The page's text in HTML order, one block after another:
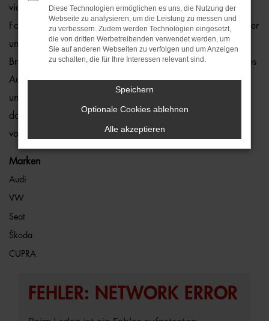
vielen Jahren mit Audi und sind von der Qualität der
Fahrzeuge begeistert. Dennoch gehen wir auf Nummer sicher
und schauen bei jedem Audi A7 Gebrauchtwagen für
Bremen genauestens nach. Konkret bedeutet dies, dass jedes
Auto in unserer Meisterwerkstatt gastiert und dort überprüft
und ggf. repariert und gewartet wird. Unser Credo besteht
darin, dass wir nur erstklassige Fahrzeuge auf die Straßen
von Bremen lassen. Ohne „Wenn und Aber“.
Marken
Audi
VW
Seat
Škoda
CUPRA
FEHLER: NETWORK ERROR
Diese Technologien ermöglichen es uns, die Nutzung der
Webseite zu analysieren, um die Leistung zu messen und
zu verbessern. Zudem werden Technologien eingesetzt,
die von dritten Werbetreibenden verwendet werden, um
Sie auf anderen Webseiten zu verfolgen und um Anzeigen
zu schalten, die für Ihre Interessen relevant sind.
Speichern
Optionale Cookies ablehnen
Alle akzeptieren